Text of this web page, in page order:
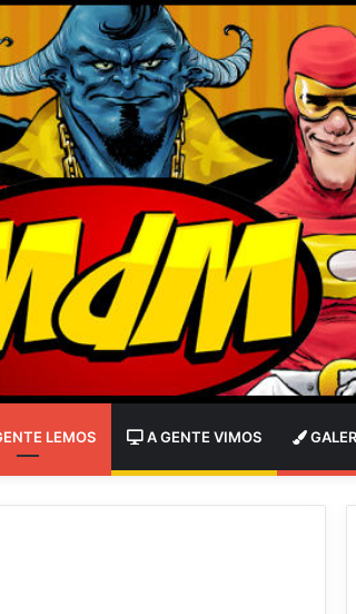
LEMOS A GENTE VIMOS